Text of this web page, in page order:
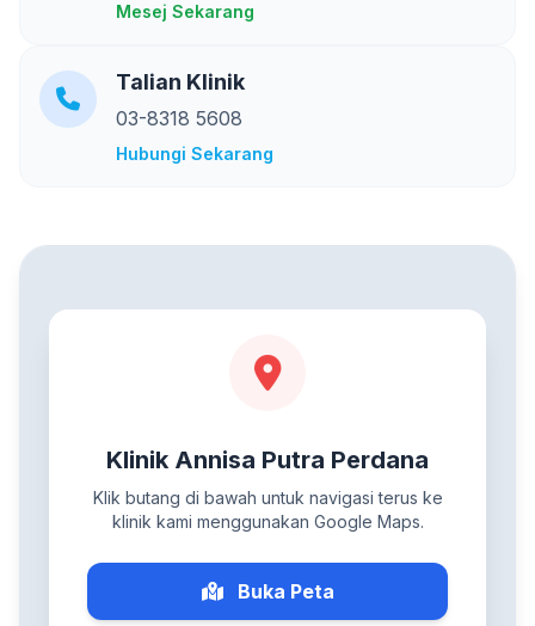
Mesej Sekarang
Talian Klinik
03-8318 5608
Hubungi Sekarang
Klinik Annisa Putra Perdana
Klik butang di bawah untuk navigasi terus ke
klinik kami menggunakan Google Maps.
Buka Peta